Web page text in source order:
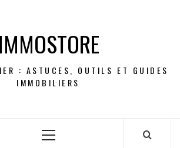
IMMOSTORE
: ASTUCES, OUTILS ET GUIDES
IMMOBILIERS
Primary